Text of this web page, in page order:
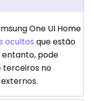
One UI Home
ocultos que estão
entanto, pode
terceiros no